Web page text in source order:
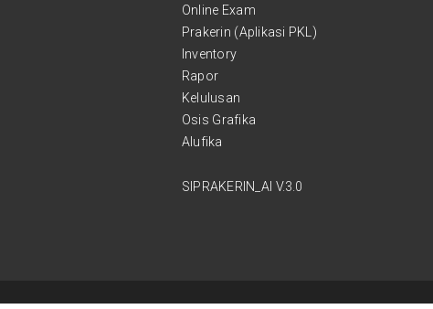
Online Exam
Prakerin (Aplikasi PKL)
Inventory
Rapor
Kelulusan
Osis Grafika
Alufika
SIPRAKERIN_AI V.3.0